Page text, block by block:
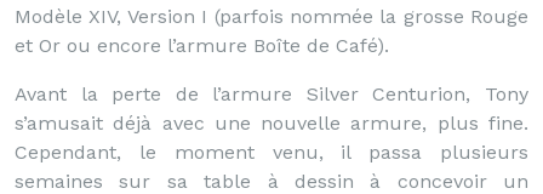
Modèle XIV, Version I (parfois nommée la grosse Rouge
et Or ou encore l’armure Boîte de Café).
Avant la perte de l’armure Silver Centurion, Tony
s’amusait déjà avec une nouvelle armure, plus fine.
Cependant, le moment venu, il passa plusieurs
semaines sur sa table à dessin à concevoir un